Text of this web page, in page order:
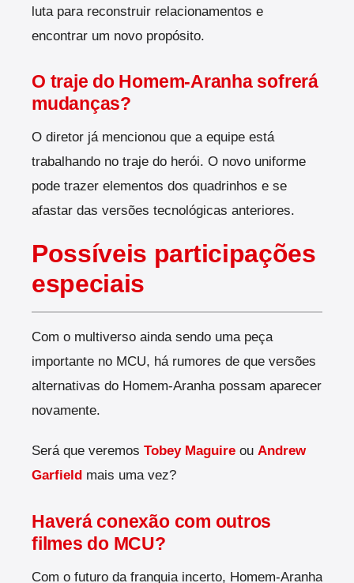
luta para reconstruir relacionamentos e
encontrar um novo propósito.
O traje do Homem-Aranha sofrerá
mudanças?
O diretor já mencionou que a equipe está
trabalhando no traje do herói. O novo uniforme
pode trazer elementos dos quadrinhos e se
afastar das versões tecnológicas anteriores.
Possíveis participações
especiais
Com o multiverso ainda sendo uma peça
importante no MCU, há rumores de que versões
alternativas do Homem-Aranha possam aparecer
novamente.
Será que veremos Tobey Maguire ou Andrew
Garfield mais uma vez?
Haverá conexão com outros
filmes do MCU?
Com o futuro da franquia incerto, Homem-Aranha